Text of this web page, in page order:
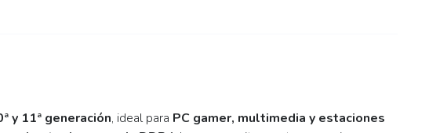
y 11ª generación, ideal para PC gamer, multimedia y estaciones